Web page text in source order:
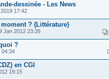
dessinée - Les News
17:42
? (Littérature)
Jan 2012 23:26
?
04:34
en CGI
19:15